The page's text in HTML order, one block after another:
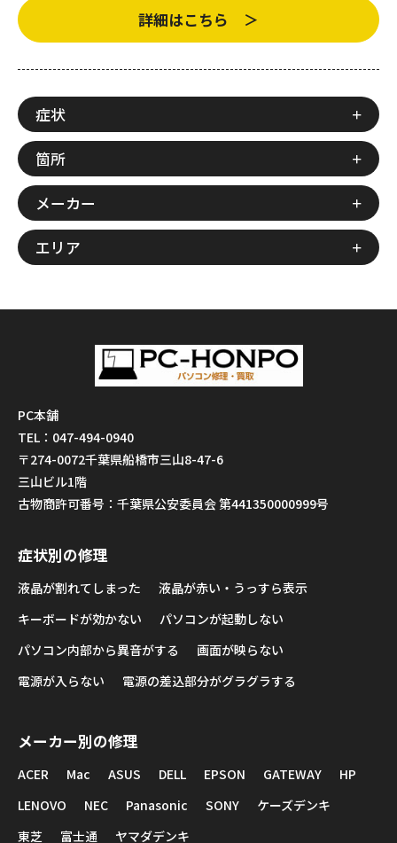
詳細はこちら ＞
症状
箇所
メーカー
エリア
PC本舗
TEL：047-494-0940
〒274-0072千葉県船橋市三山8-47-6
三山ビル1階
古物商許可番号：千葉県公安委員会 第441350000999号
症状別の修理
液晶が割れてしまった
液晶が赤い・うっすら表示
キーボードが効かない
パソコンが起動しない
パソコン内部から異音がする
画面が映らない
電源が入らない
電源の差込部分がグラグラする
メーカー別の修理
ACER Mac ASUS DELL EPSON GATEWAY
HP
LENOVO
NEC Panasonic SONY
ケーズデンキ
東芝
富士通 ヤマダデンキ